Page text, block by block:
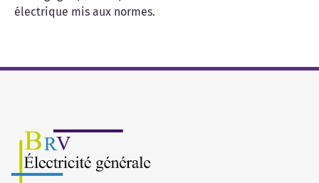
électrique mis aux normes.